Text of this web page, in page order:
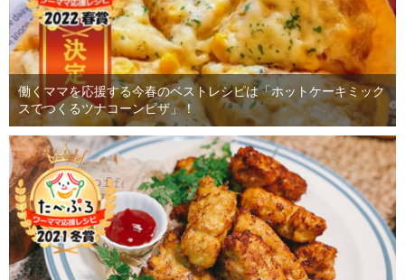
働くママを応援する今春のベストレシピは「ホットケーキミック
スでつくるツナコーンピザ」！